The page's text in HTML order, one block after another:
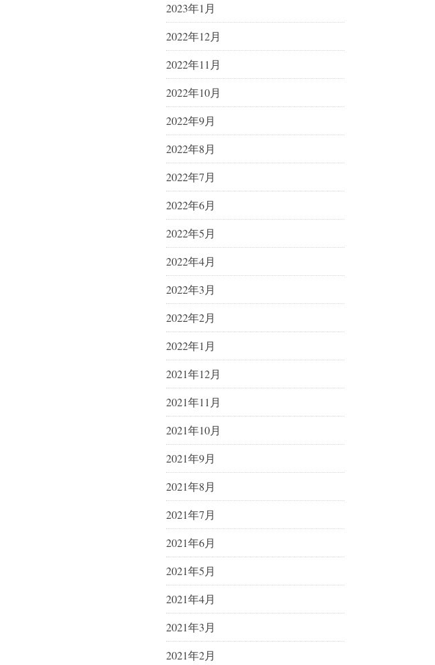
2023年1月
2022年12月
2022年11月
2022年10月
2022年9月
2022年8月
2022年7月
2022年6月
2022年5月
2022年4月
2022年3月
2022年2月
2022年1月
2021年12月
2021年11月
2021年10月
2021年9月
2021年8月
2021年7月
2021年6月
2021年5月
2021年4月
2021年3月
2021年2月